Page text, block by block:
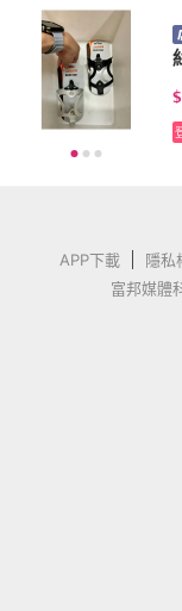
$
APP下載 隱私
富邦媒體